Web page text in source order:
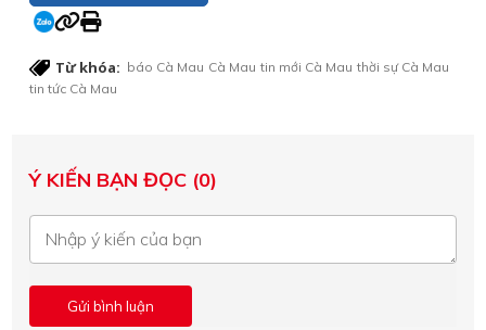
Từ khóa: báo Cà Mau Cà Mau tin mới Cà Mau thời sự Cà Mau
tin tức Cà Mau
Ý KIẾN BẠN ĐỌC (0)